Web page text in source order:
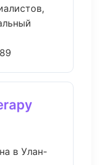
в Улан-